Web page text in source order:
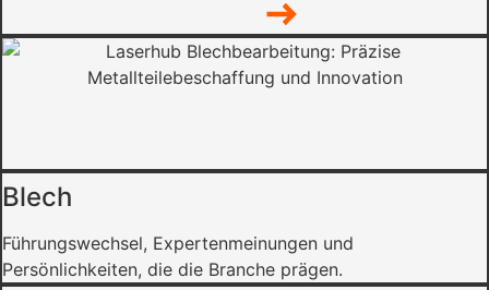
Blech
Führungswechsel, Expertenmeinungen und
Persönlichkeiten, die die Branche prägen.